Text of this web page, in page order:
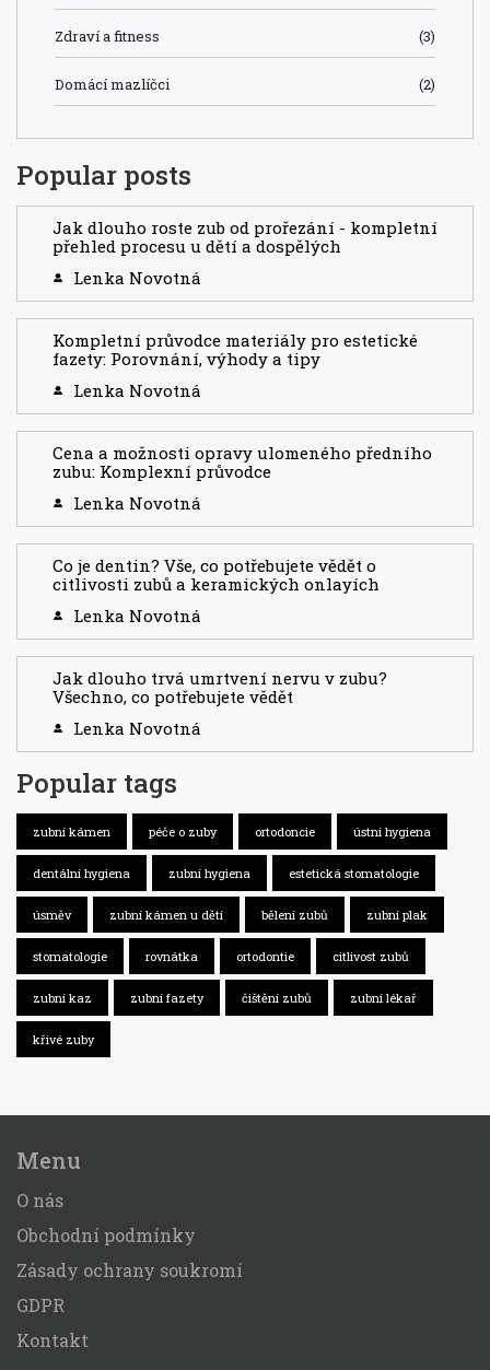
Zdraví a fitness (3)
Domácí mazlíčci (2)
Popular posts
Jak dlouho roste zub od prořezání - kompletní
přehled procesu u dětí a dospělých
Lenka Novotná
Kompletní průvodce materiály pro estetické
fazety: Porovnání, výhody a tipy
Lenka Novotná
Cena a možnosti opravy ulomeného předního
zubu: Komplexní průvodce
Lenka Novotná
Co je dentin? Vše, co potřebujete vědět o
citlivosti zubů a keramických onlayích
Lenka Novotná
Jak dlouho trvá umrtvení nervu v zubu?
Všechno, co potřebujete vědět
Lenka Novotná
Popular tags
zubní kámen péče o zuby ortodoncie ústní hygiena
dentální hygiena zubní hygiena estetická stomatologie
úsměv zubní kámen u dětí bělení zubů zubní plak
stomatologie rovnátka ortodontie citlivost zubů
zubní kaz zubní fazety čištění zubů zubní lékař
křivé zuby
Menu
O nás
Obchodní podmínky
Zásady ochrany soukromí
GDPR
Kontakt